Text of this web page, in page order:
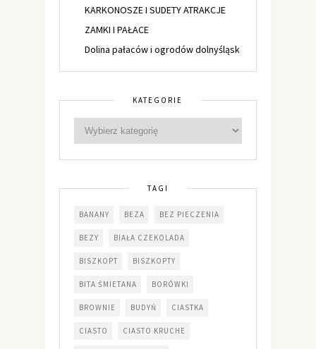
KARKONOSZE I SUDETY ATRAKCJE
ZAMKI I PAŁACE
Dolina pałaców i ogrodów dolnyśląsk
KATEGORIE
TAGI
BANANY BEZA BEZ PIECZENIA
BEZY BIAŁA CZEKOLADA
BISZKOPT BISZKOPTY
BITA ŚMIETANA BORÓWKI
BROWNIE BUDYŃ CIASTKA
CIASTO CIASTO KRUCHE